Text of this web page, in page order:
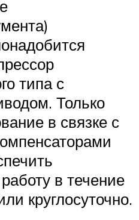
типа с
Только
в связке с
в течение
круглосуточно.